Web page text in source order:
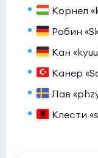
Корнел
Робин
Кан
Канер
Лав
Клести